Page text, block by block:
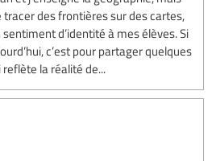
des frontières sur des cartes,
sentiment d’identité à mes élèves. Si
c’est pour partager quelques
la réalité de...